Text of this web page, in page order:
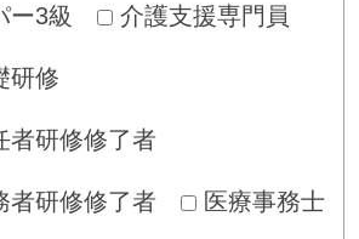
ー3級 介護支援専門員
研修
者研修修了者
者研修修了者 医療事務士